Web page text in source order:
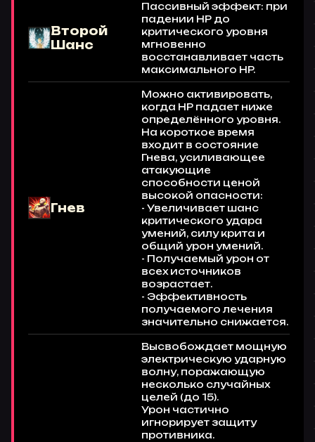
Второй
Шанс
Пассивный эффект: при
падении HP до
критического уровня
мгновенно
восстанавливает часть
максимального HP.
Гнев
Можно активировать,
когда HP падает ниже
определённого уровня.
На короткое время
входит в состояние
Гнева, усиливающее
атакующие
способности ценой
высокой опасности:
- Увеличивает шанс
критического удара
умений, силу крита и
общий урон умений.
- Получаемый урон от
всех источников
возрастает.
- Эффективность
получаемого лечения
значительно снижается.
Высвобождает мощную
электрическую ударную
волну, поражающую
несколько случайных
целей (до 15).
Урон частично
игнорирует защиту
противника.